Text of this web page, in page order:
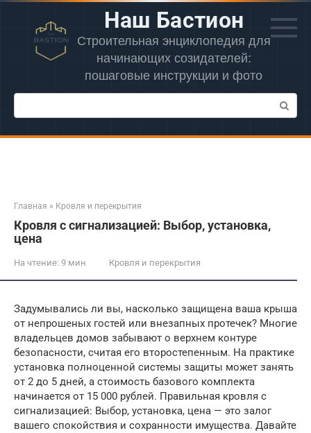
Перейти
контенту
Наш Бастион
Строительная энциклопедия для
начинающих созидателей:
пошаговые инструкции и фото
Поиск:
Главная » Кровля и перекрытия
Кровля с сигнализацией: Выбор, установка,
цена
На чтение: 9 мин Кровля и перекрытия
Задумывались ли вы, насколько защищена ваша крыша
от непрошеных гостей или внезапных протечек? Многие
владельцев домов забывают о верхнем контуре
безопасности, считая его второстепенным. На практике
установка полноценной системы защиты может занять
от 2 до 5 дней, а стоимость базового комплекта
начинается от 15 000 рублей. Правильная кровля с
сигнализацией: Выбор, установка, цена — это залог
вашего спокойствия и сохранности имущества. Давайте